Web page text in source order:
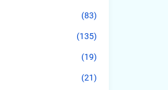
(83)
(135)
(19)
(21)